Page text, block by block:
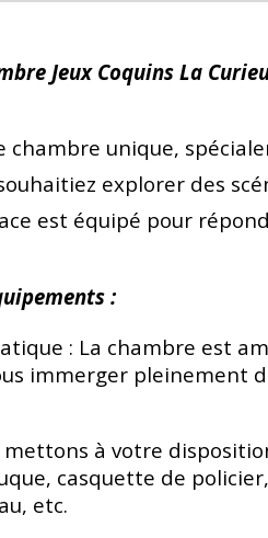
Jeux Coquins La
chambre unique,
explorer des
est équipé pour
:
: La chambre est
immerger pleinement
mettons à votre
casquette de
etc.